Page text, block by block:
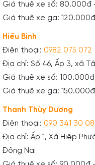
Giá thuê xe số: 80.000đ
Giá thuê xe ga:
Hiếu Bình
Điện thoại: 0982 075 072
Địa chỉ: Số 46, Ấp 3, xã
Giá thuê xe số:
Giá thuê xe ga:
Thanh Thùy Dương
Điện thoại: 090 341 30 08
Địa chỉ: Ấp 1, Xã Hiệp
Đồng Nai